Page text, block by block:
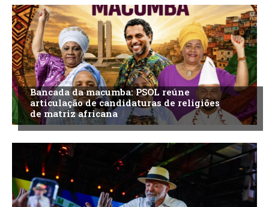
Bancada da macumba: PSOL reúne
articulação de candidaturas de religiões
de matriz africana